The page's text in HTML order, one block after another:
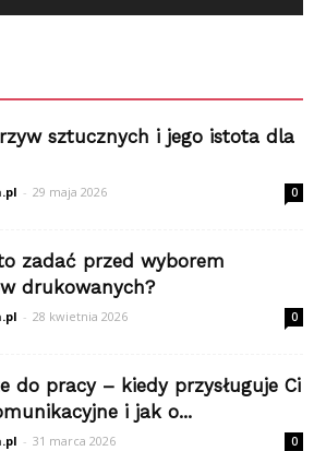
sztucznych i jego istota dla
- 29 maja 2026 0
zadać przed wyborem
drukowanych?
- 28 kwietnia 2026 0
do pracy – kiedy przysługuje Ci
i jak o...
- 31 marca 2026 0